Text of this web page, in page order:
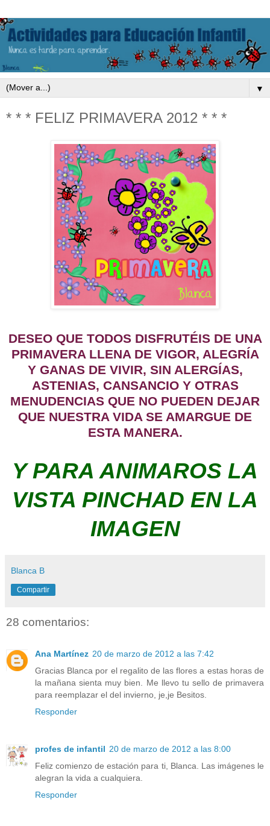
▼
* * * FELIZ PRIMAVERA 2012 * * *
DESEO QUE TODOS DISFRUTÉIS DE UNA
PRIMAVERA LLENA DE VIGOR, ALEGRÍA
Y GANAS DE VIVIR, SIN ALERGÍAS,
ASTENIAS, CANSANCIO Y OTRAS
MENUDENCIAS QUE NO PUEDEN DEJAR
QUE NUESTRA VIDA SE AMARGUE DE
ESTA MANERA.
Y PARA ANIMAROS LA
VISTA PINCHAD EN LA
IMAGEN
Blanca B
Compartir
28 comentarios:
Ana Martínez 20 de marzo de 2012 a las 7:42
Gracias Blanca por el regalito de las flores a estas horas de
la mañana sienta muy bien. Me llevo tu sello de primavera
para reemplazar el del invierno, je,je Besitos.
Responder
profes de infantil 20 de marzo de 2012 a las 8:00
Feliz comienzo de estación para ti, Blanca. Las imágenes le
alegran la vida a cualquiera.
Responder